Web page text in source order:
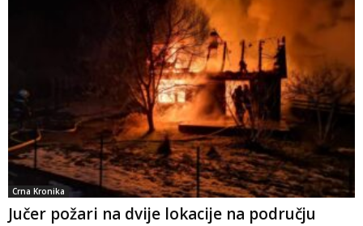
Crna Kronika
Jučer požari na dvije lokacije na području